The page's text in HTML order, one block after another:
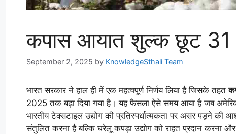
कपास आयात शुल्क छूट 31
September 2, 2025 by KnowledgeSthali Team
भारत सरकार ने हाल ही में एक महत्वपूर्ण निर्णय लिया है जिसके तहत
2025 तक बढ़ा दिया गया है। यह फैसला ऐसे समय आया है जब
भारतीय टेक्सटाइल उद्योग की प्रतिस्पर्धात्मकता पर असर पड़ने
संतुलित करना है बल्कि घरेलू कपड़ा उद्योग को राहत प्रदान करना